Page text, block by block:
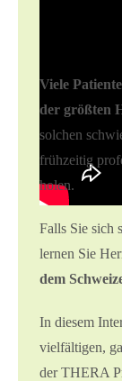
Viele
der größten
solchen
frühzeitig
holen.
Falls Sie sich
lernen Sie
dem
In diesem
vielfältigen,
der THERA